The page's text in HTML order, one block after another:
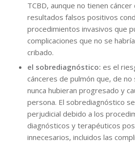
TCBD, aunque no tienen
resultados falsos positivos
procedimientos invasivos que
complicaciones que no se
cribado.
el sobrediagnóstico: es el
cánceres de pulmón que, de
nunca hubieran progresado y
persona. El sobrediagnóstico
perjudicial debido a los
diagnósticos y terapéuticos
innecesarios, incluidos las